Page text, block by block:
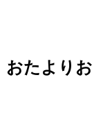
おたより